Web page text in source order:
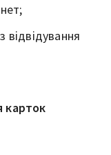
відвідування
карток